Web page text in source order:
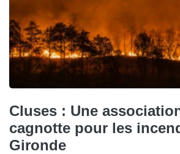
Cluses : Une
cagnotte pour les
Gironde